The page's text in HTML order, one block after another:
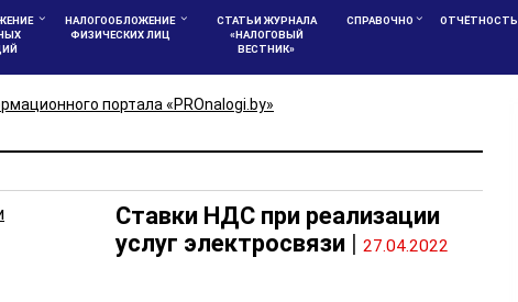
НАЛОГООБЛОЖЕНИЕ
ФИЗИЧЕСКИХ ЛИЦ
СТАТЬИ ЖУРНАЛА
«НАЛОГОВЫЙ
ВЕСТНИК»
СПРАВОЧНО ОТЧЁТНОСТЬ
портала «PROnalogi.by»
Ставки НДС при реализации
услуг электросвязи| 27.04.2022